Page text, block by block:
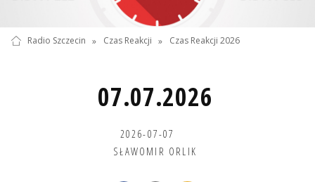
Radio Szczecin » Czas Reakcji » Czas Reakcji 2026
07.07.2026
2026-07-07
SŁAWOMIR ORLIK